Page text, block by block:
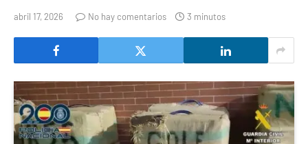
abril 17, 2026 No hay comentarios 3 minutos